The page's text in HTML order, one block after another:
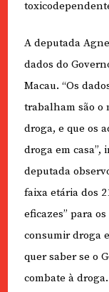
A deputada
dados do
Macau. “Os
trabalham são o
droga, e que os
droga em casa”,
deputada
faixa etária dos
eficazes” para
consumir droga
quer saber se o
combate à droga.